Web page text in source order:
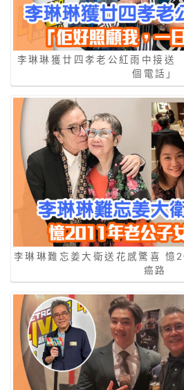
李琳琳獲廿四孝老公紅雨中接送
個電話」
李琳琳難忘姜大衛送花感驚喜 憶
癌路